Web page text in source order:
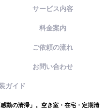
動の清掃」。空き室・在宅・定期清
サービス内容
料金案内
ご依頼の流れ
お問い合わせ
ガイド